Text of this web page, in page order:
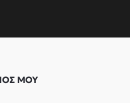
ΜΟΥ